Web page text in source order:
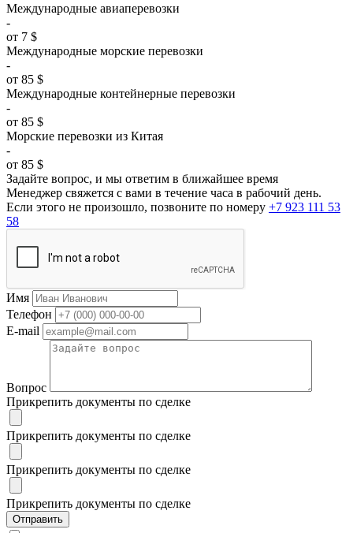
Международные авиаперевозки
-
от 7 $
Международные морские перевозки
-
от 85 $
Международные контейнерные перевозки
-
от 85 $
Морские перевозки из Китая
-
от 85 $
Задайте вопрос, и мы ответим в ближайшее время
Менеджер свяжется с вами в течение часа в рабочий день.
Если этого не произошло, позвоните по номеру +7 923 111 53
58
Имя
Телефон
E-mail
Вопрос
Прикрепить документы по сделке
Прикрепить документы по сделке
Прикрепить документы по сделке
Прикрепить документы по сделке